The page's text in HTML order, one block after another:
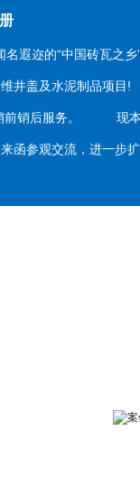
迩的“中国砖瓦之乡
维井盖及水泥制品项
前销后服务。 现本
来函参观交流，进一